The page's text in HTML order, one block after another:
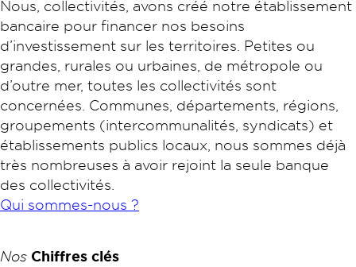
Nous, collectivités, avons créé notre établissement
bancaire pour financer nos besoins
d’investissement sur les territoires. Petites ou
grandes, rurales ou urbaines, de métropole ou
d’outre mer, toutes les collectivités sont
concernées. Communes, départements, régions,
groupements (intercommunalités, syndicats) et
établissements publics locaux, nous sommes déjà
très nombreuses à avoir rejoint la seule banque
des collectivités.
Qui sommes-nous ?
Nos Chiffres clés